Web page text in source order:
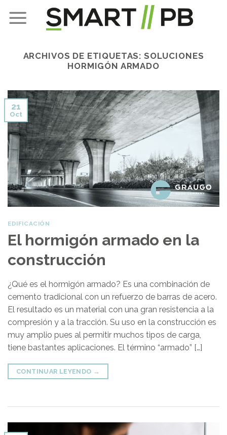
ARCHIVOS DE ETIQUETAS: SOLUCIONES
HORMIGÓN ARMADO
21
Oct
EDIFICACIÓN
El hormigón armado en la
construcción
¿Qué es el hormigón armado? Es una combinación de
cemento tradicional con un refuerzo de barras de acero.
El resultado es un material con una gran resistencia a la
compresión y a la tracción. Su uso en la construcción es
muy amplio pues al permitir muchos tipos de carga,
tiene bastantes aplicaciones. El término “armado” […]
CONTINUAR LEYENDO →